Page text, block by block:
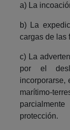
a) La
b) La
cargas de las
c) La
por el
incorporarse,
marítimo-
protección.